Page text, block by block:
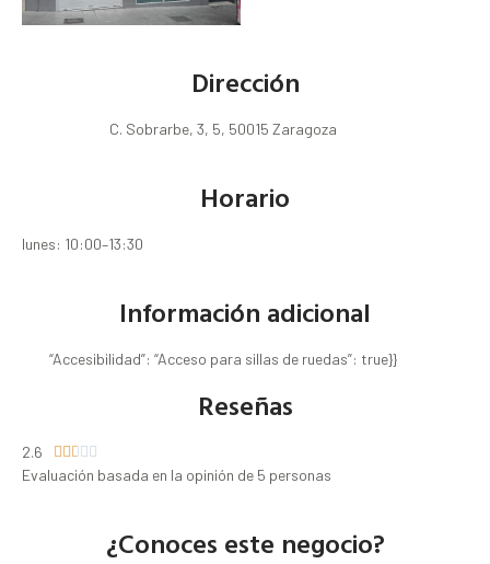
Dirección
C. Sobrarbe, 3, 5, 50015 Zaragoza
Horario
lunes: 10:00–13:30
Información adicional
“Accesibilidad”: “Acceso para sillas de ruedas”: true}}
Reseñas
2.6     
Evaluación basada en la opinión de 5 personas
¿Conoces este negocio?